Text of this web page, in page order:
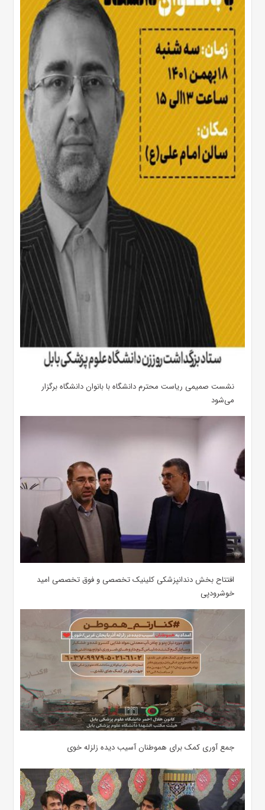
نشست صمیمی ریاست محترم دانشگاه با بانوان دانشگاه برگزار
می‌شود
افتتاح بخش دندانپزشکی کلینیک تخصصی و فوق تخصصی امید
خوشرودپی
جمع آوری کمک‌ برای هموطنان آسیب دیده زلزله خوی